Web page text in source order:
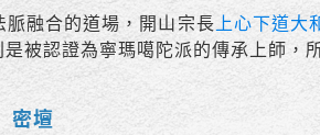
融合的道場，開山宗長上心下道大
被認證為寧瑪噶陀派的傳承上師，
密壇